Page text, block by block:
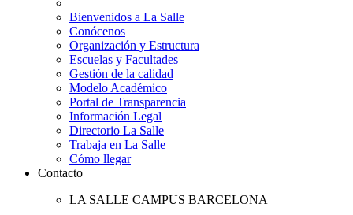
Bienvenidos a La Salle
Conócenos
Organización y Estructura
Escuelas y Facultades
Gestión de la calidad
Modelo Académico
Portal de Transparencia
Información Legal
Directorio La Salle
Trabaja en La Salle
Cómo llegar
Contacto
LA SALLE CAMPUS BARCELONA